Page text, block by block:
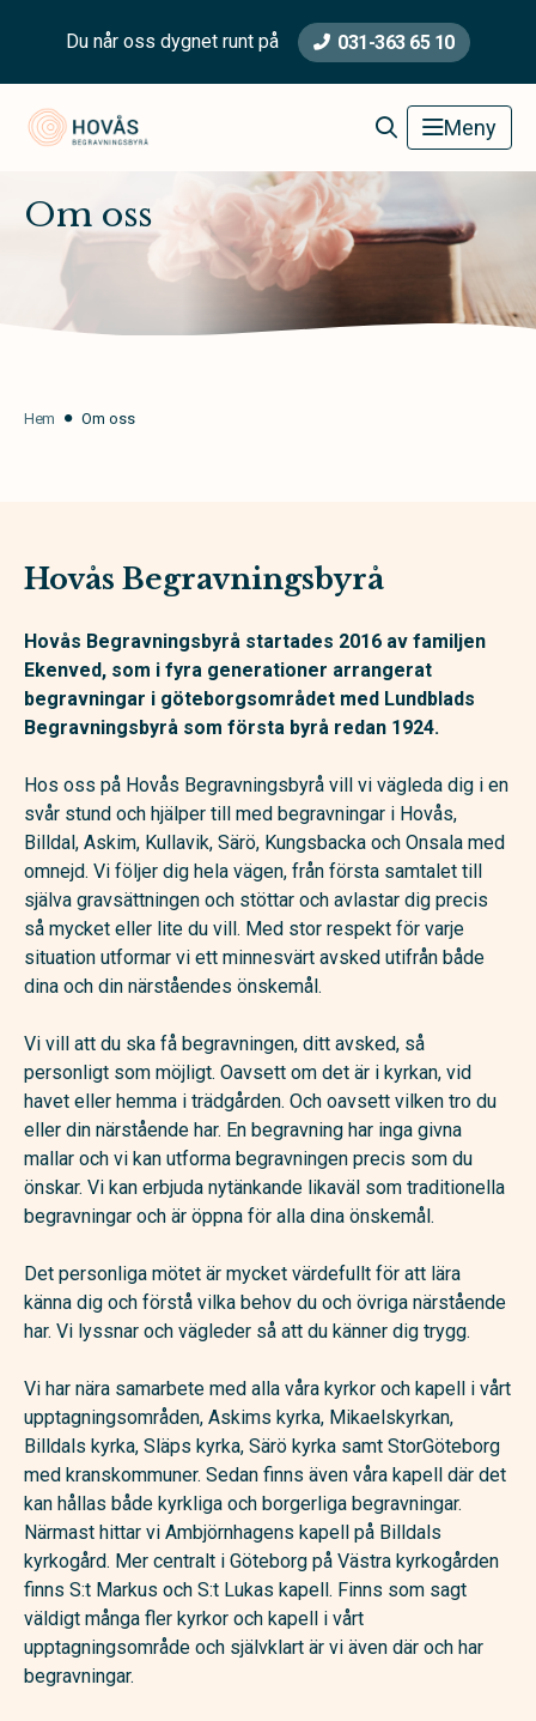
Du når oss dygnet runt på 031-363 65 10
Meny
Om oss
Hem Om oss
Hovås Begravningsbyrå
Hovås Begravningsbyrå startades 2016 av familjen
Ekenved, som i fyra generationer arrangerat
begravningar i göteborgsområdet med Lundblads
Begravningsbyrå som första byrå redan 1924.
Hos oss på Hovås Begravningsbyrå vill vi vägleda dig i en
svår stund och hjälper till med begravningar i Hovås,
Billdal, Askim, Kullavik, Särö, Kungsbacka och Onsala med
omnejd. Vi följer dig hela vägen, från första samtalet till
själva gravsättningen och stöttar och avlastar dig precis
så mycket eller lite du vill. Med stor respekt för varje
situation utformar vi ett minnesvärt avsked utifrån både
dina och din närståendes önskemål.
Vi vill att du ska få begravningen, ditt avsked, så
personligt som möjligt. Oavsett om det är i kyrkan, vid
havet eller hemma i trädgården. Och oavsett vilken tro du
eller din närstående har. En begravning har inga givna
mallar och vi kan utforma begravningen precis som du
önskar. Vi kan erbjuda nytänkande likaväl som traditionella
begravningar och är öppna för alla dina önskemål.
Det personliga mötet är mycket värdefullt för att lära
känna dig och förstå vilka behov du och övriga närstående
har. Vi lyssnar och vägleder så att du känner dig trygg.
Vi har nära samarbete med alla våra kyrkor och kapell i vårt
upptagningsområden, Askims kyrka, Mikaelskyrkan,
Billdals kyrka, Släps kyrka, Särö kyrka samt StorGöteborg
med kranskommuner. Sedan finns även våra kapell där det
kan hållas både kyrkliga och borgerliga begravningar.
Närmast hittar vi Ambjörnhagens kapell på Billdals
kyrkogård. Mer centralt i Göteborg på Västra kyrkogården
finns S:t Markus och S:t Lukas kapell. Finns som sagt
väldigt många fler kyrkor och kapell i vårt
upptagningsområde och självklart är vi även där och har
begravningar.